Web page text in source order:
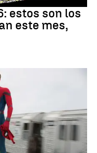
estos son los
este mes,